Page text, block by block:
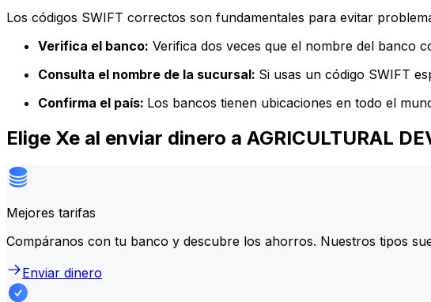
Los códigos SWIFT correctos son fundamentales para evitar
Verifica el banco: Verifica dos veces que el nombre del banco
Consulta el nombre de la sucursal: Si usas un código SWIFT
Confirma el país: Los bancos tienen ubicaciones en todo el
Elige Xe al enviar dinero a AGRICULTURAL
Mejores tarifas
Compáranos con tu banco y descubre los ahorros. Nuestros tipos
Enviar dinero